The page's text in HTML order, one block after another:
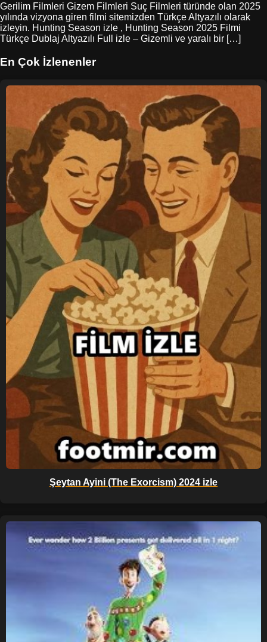
Gerilim Filmleri Gizem Filmleri Suç Filmleri türünde olan 2025
yılında vizyona giren filmi sitemizden Türkçe Altyazılı olarak
izleyin. Hunting Season izle , Hunting Season 2025 Filmi
Türkçe Dublaj Altyazılı Full izle – Gizemli ve yaralı bir […]
En Çok İzlenenler
Şeytan Ayini (The Exorcism) 2024 izle